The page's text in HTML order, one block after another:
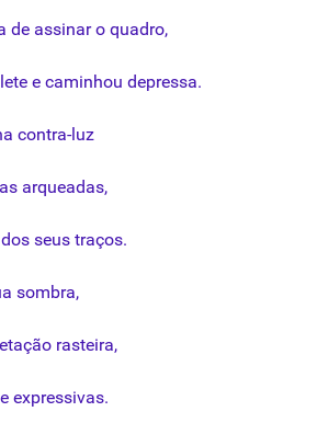
de assinar o quadro,
e caminhou depressa.
contra-luz
arqueadas,
seus traços.
sombra,
rasteira,
expressivas.